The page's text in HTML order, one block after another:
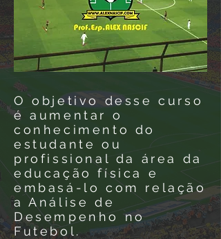
O objetivo desse curso
é aumentar o
conhecimento do
estudante ou
profissional da área da
educação física e
embasá-lo com relação
a Análise de
Desempenho no
Futebol.